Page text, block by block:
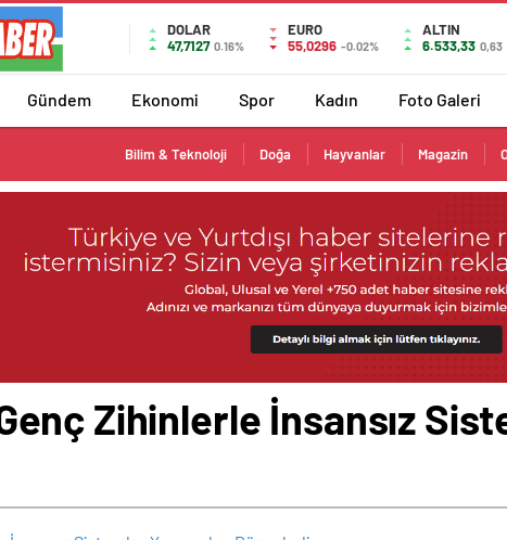
DOLAR
47,7127 0.16%
EURO
55,0296 -0.02%
ALTIN
6.533,33 0,63
Gündem Ekonomi Spor Kadın Foto Galeri
Bilim & Teknoloji Doğa Hayvanlar Magazin
Zihinlerle İnsansız